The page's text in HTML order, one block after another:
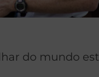
do mundo